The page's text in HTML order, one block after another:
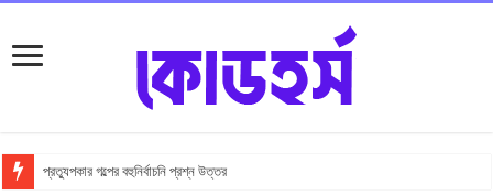
প্রত্যুপকার গল্পের বহুনির্বাচনি প্রশ্ন উত্তর